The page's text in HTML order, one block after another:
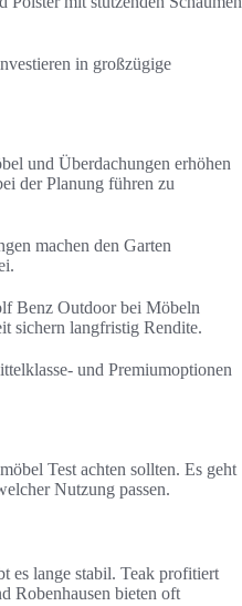
in großzügige
und Überdachungen erhöhen
der Planung führen zu
machen den Garten
Benz Outdoor bei Möbeln
sichern langfristig Rendite.
und Premiumoptionen
Test achten sollten. Es geht
Nutzung passen.
es lange stabil. Teak profitiert
Robenhausen bieten oft